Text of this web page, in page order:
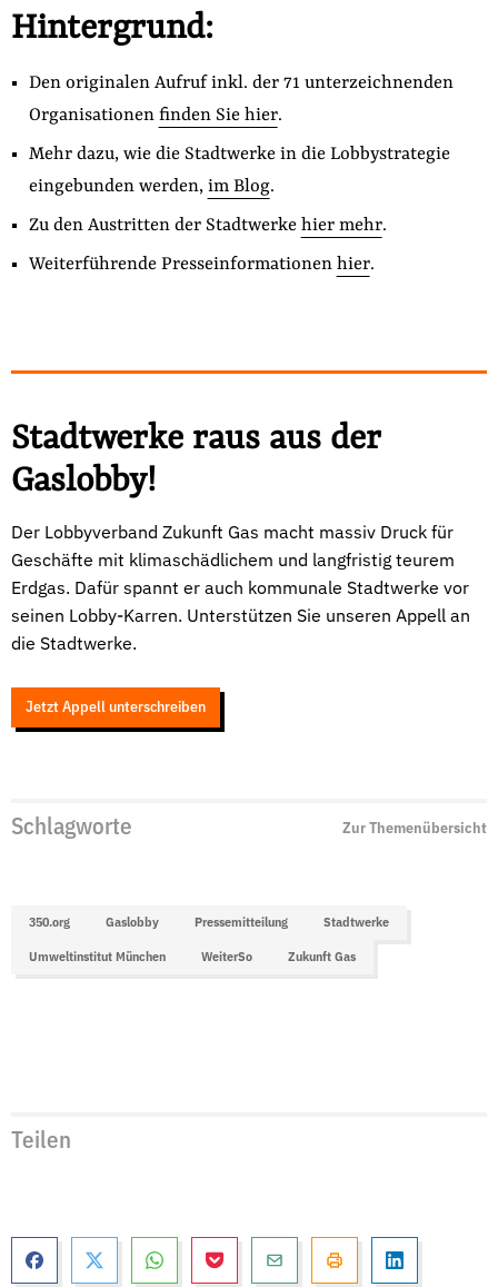
Hintergrund:
Den originalen Aufruf inkl. der 71 unterzeichnenden
Organisationen finden Sie hier.
Mehr dazu, wie die Stadtwerke in die Lobbystrategie
eingebunden werden, im Blog.
Zu den Austritten der Stadtwerke hier mehr.
Weiterführende Presseinformationen hier.
Stadtwerke raus aus der
Gaslobby!
Der Lobbyverband Zukunft Gas macht massiv Druck für
Geschäfte mit klimaschädlichem und langfristig teurem
Erdgas. Dafür spannt er auch kommunale Stadtwerke vor
seinen Lobby-Karren. Unterstützen Sie unseren Appell an
die Stadtwerke.
Jetzt Appell unterschreiben
Schlagworte Zur Themenübersicht
350.org Gaslobby Pressemitteilung Stadtwerke
Umweltinstitut München WeiterSo Zukunft Gas
Teilen